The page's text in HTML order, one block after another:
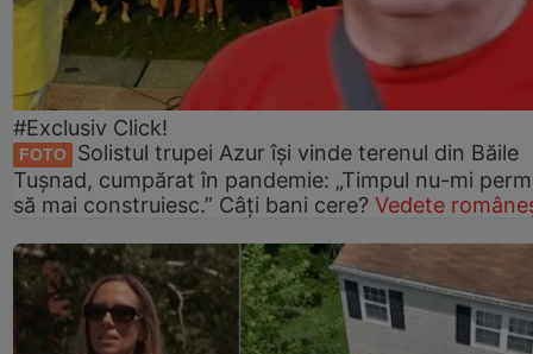
#Exclusiv Click!
FOTO
Solistul trupei Azur își vinde terenul din Băile
Tușnad, cumpărat în pandemie: „Timpul nu-mi
să mai construiesc.” Câți bani cere? Vedete